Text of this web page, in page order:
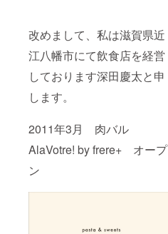
改めまして、私は滋賀県近
江八幡市にて飲食店を経営
しております深田慶太と申
します。
2011年3月 肉バル
AlaVotre! by frere+ オープ
ン